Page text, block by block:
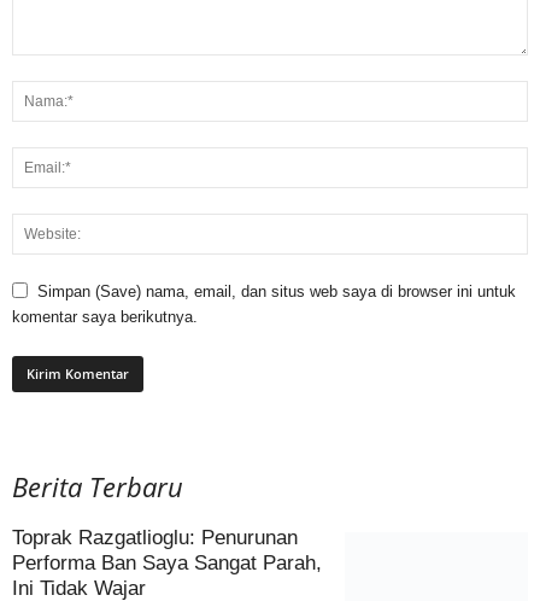
Simpan (Save) nama, email, dan situs web saya di browser ini untuk
komentar saya berikutnya.
Berita Terbaru
Toprak Razgatlioglu: Penurunan
Performa Ban Saya Sangat Parah,
Ini Tidak Wajar